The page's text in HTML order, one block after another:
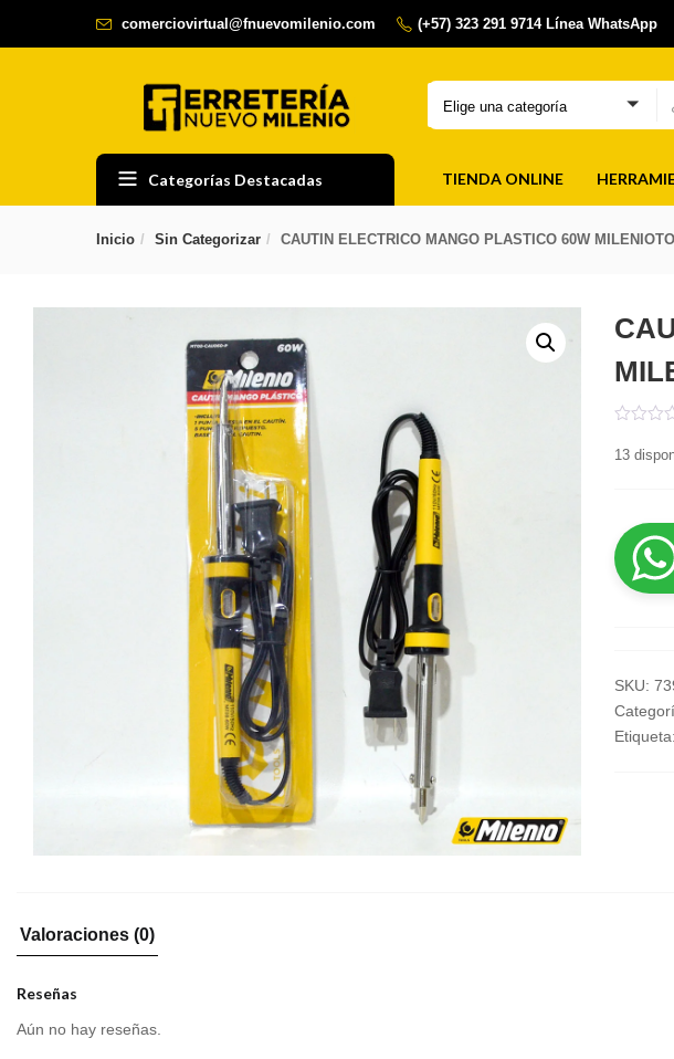
comerciovirtual@fnuevomilenio.com (+57) 323 291 9714 Línea WhatsApp
Elige una categoría
Categorías Destacadas TIENDA ONLINE
Inicio Sin Categorizar CAUTIN ELECTRICO MANGO PLASTICO 60W
13
SKU:
Etiqueta:
Valoraciones (0)
Reseñas
Aún no hay reseñas.